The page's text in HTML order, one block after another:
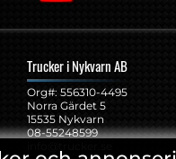
Trucker i Nykvarn AB
Org#: ‍556310-4495
Norra Gärdet 5
15535 Nykvarn
08-55248599